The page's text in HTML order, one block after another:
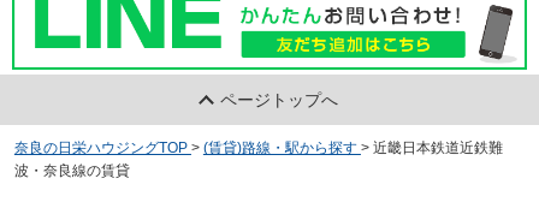
ページトップへ
奈良の日栄ハウジングTOP > (賃貸)路線・駅から探す > 近畿日本鉄道近鉄難
波・奈良線の賃貸